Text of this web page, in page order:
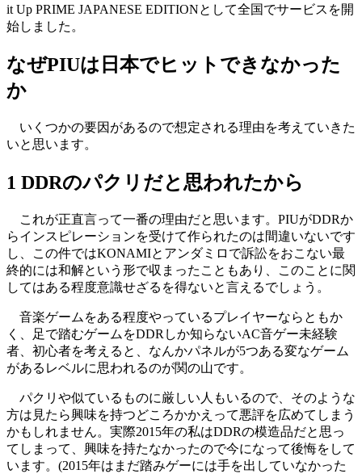
it Up PRIME JAPANESE EDITIONとして全国でサービスを開
始しました。
なぜPIUは日本でヒットできなかった
か
いくつかの要因があるので想定される理由を考えていきた
いと思います。
1 DDRのパクリだと思われたから
これが正直言って一番の理由だと思います。PIUがDDRか
らインスピレーションを受けて作られたのは間違いないです
し、この件ではKONAMIとアンダミロで訴訟をおこない最
終的には和解という形で収まったこともあり、このことに関
してはある程度意識せざるを得ないと言えるでしょう。
音楽ゲームをある程度やっているプレイヤーならともか
く、足で踏むゲームをDDRしか知らないAC音ゲー未経験
者、初心者を考えると、なんかパネルが5つある変なゲーム
があるレベルに思われるのが関の山です。
パクリや似ているものに厳しい人もいるので、そのような
方は見たら興味を持つどころかかえって悪評を広めてしまう
かもしれません。実際2015年の私はDDRの模造品だと思っ
てしまって、興味を持たなかったので今になって後悔をして
います。(2015年はまだ踏みゲーには手を出していなかった